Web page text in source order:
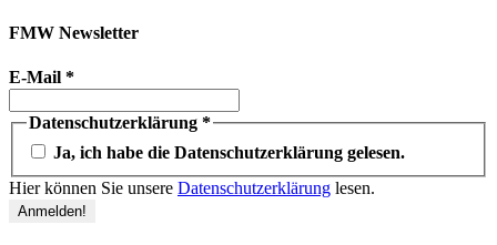
FMW Newsletter
E-Mail *
Datenschutzerklärung *
Ja, ich habe die Datenschutzerklärung gelesen.
Hier können Sie unsere Datenschutzerklärung lesen.